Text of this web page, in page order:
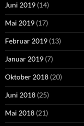
Juni 2019 (14)
Mai 2019 (17)
Februar 2019 (13)
Januar 2019 (7)
Oktober 2018 (20)
Juni 2018 (25)
Mai 2018 (21)